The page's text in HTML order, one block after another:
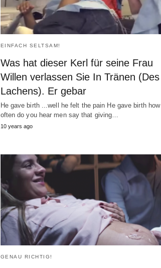
EINFACH SELTSAM!
Was hat dieser Kerl für seine Frau
Willen verlassen Sie In Tränen (Des
Lachens). Er gebar
He gave birth ...well he felt the pain He gave birth how
often do you hear men say that giving
10 years ago
GENAU RICHTIG!